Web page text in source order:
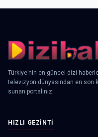
Türkiye’nin en güncel dizi
televizyon dünyasından en son
sunan portalınız.
HIZLI GEZINTI